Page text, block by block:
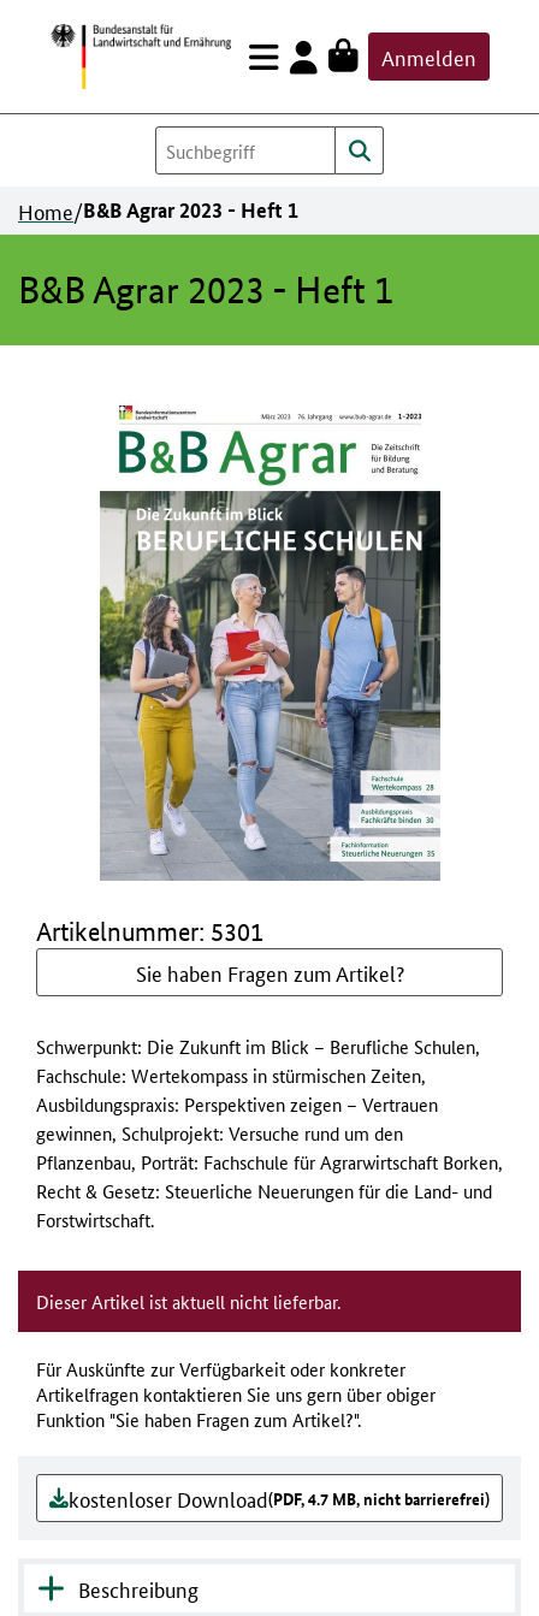
Zum
Inhalt
springen
Anmelden
Home/B&B Agrar 2023 - Heft 1
B&B Agrar 2023 - Heft 1
Artikelnummer: 5301
Sie haben Fragen zum Artikel?
Schwerpunkt: Die Zukunft im Blick – Berufliche Schulen,
Fachschule: Wertekompass in stürmischen Zeiten,
Ausbildungspraxis: Perspektiven zeigen – Vertrauen
gewinnen, Schulprojekt: Versuche rund um den
Pflanzenbau, Porträt: Fachschule für Agrarwirtschaft Borken,
Recht & Gesetz: Steuerliche Neuerungen für die Land- und
Forstwirtschaft.
Dieser Artikel ist aktuell nicht lieferbar.
Für Auskünfte zur Verfügbarkeit oder konkreter
Artikelfragen kontaktieren Sie uns gern über obiger
Funktion "Sie haben Fragen zum Artikel?".
kostenloser Download(PDF, 4.7 MB, nicht barrierefrei)
Beschreibung